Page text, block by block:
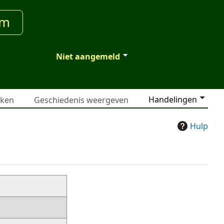
Niet aangemeld
Handelingen
Geschiedenis weergeven
Hulp